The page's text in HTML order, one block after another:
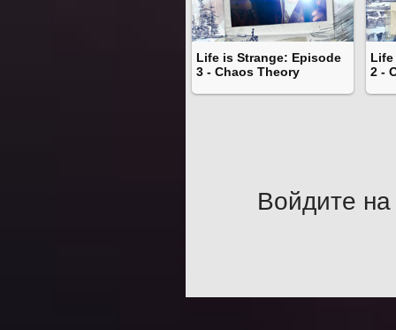
Life is Strange: Episode
3 - Chaos Theory
Life
2 -
Войдите на